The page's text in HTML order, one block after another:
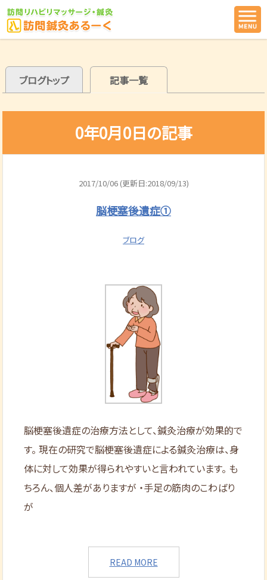
ブログトップ 記事一覧
0年0月0日の記事
2017/10/06 (更新日:2018/09/13)
脳梗塞後遺症①
ブログ
脳梗塞後遺症の治療方法として、鍼灸治療が効果的で
す。 現在の研究で脳梗塞後遺症による鍼灸治療は、身
体に対して効果が得られやすいと言われています。 も
ちろん、個人差がありますが ・手足の筋肉のこわばり
が
READ MORE